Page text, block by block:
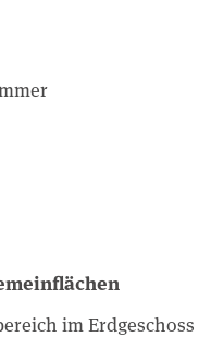
im Erdgeschoss